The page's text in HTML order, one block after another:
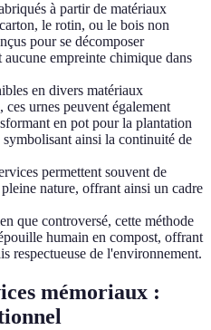
à partir de matériaux
le rotin, ou le bois non
pour se décomposer
aucune empreinte chimique dans
en divers matériaux
urnes peuvent également
en pot pour la plantation
ainsi la continuité de
permettent souvent de
nature, offrant ainsi un cadre
que controversé, cette méthode
humain en compost, offrant
respectueuse de l'environnement.
mémoriaux :